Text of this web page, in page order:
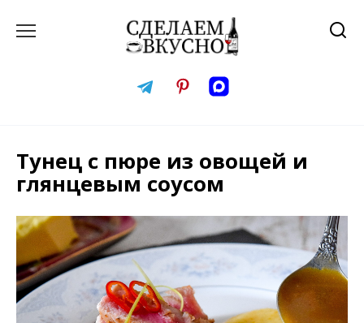
Тунец с пюре из овощей и
глянцевым соусом